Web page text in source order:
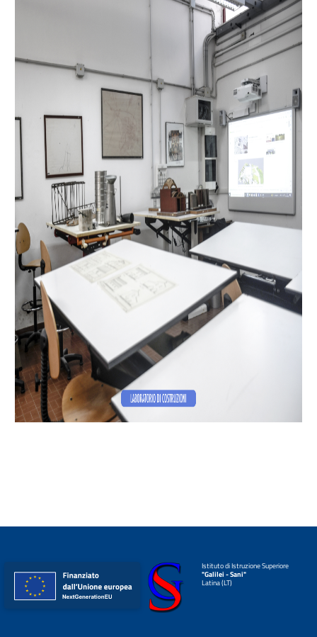
Istituto di Istruzione Superiore
"Galilei - Sani"
Latina (LT)